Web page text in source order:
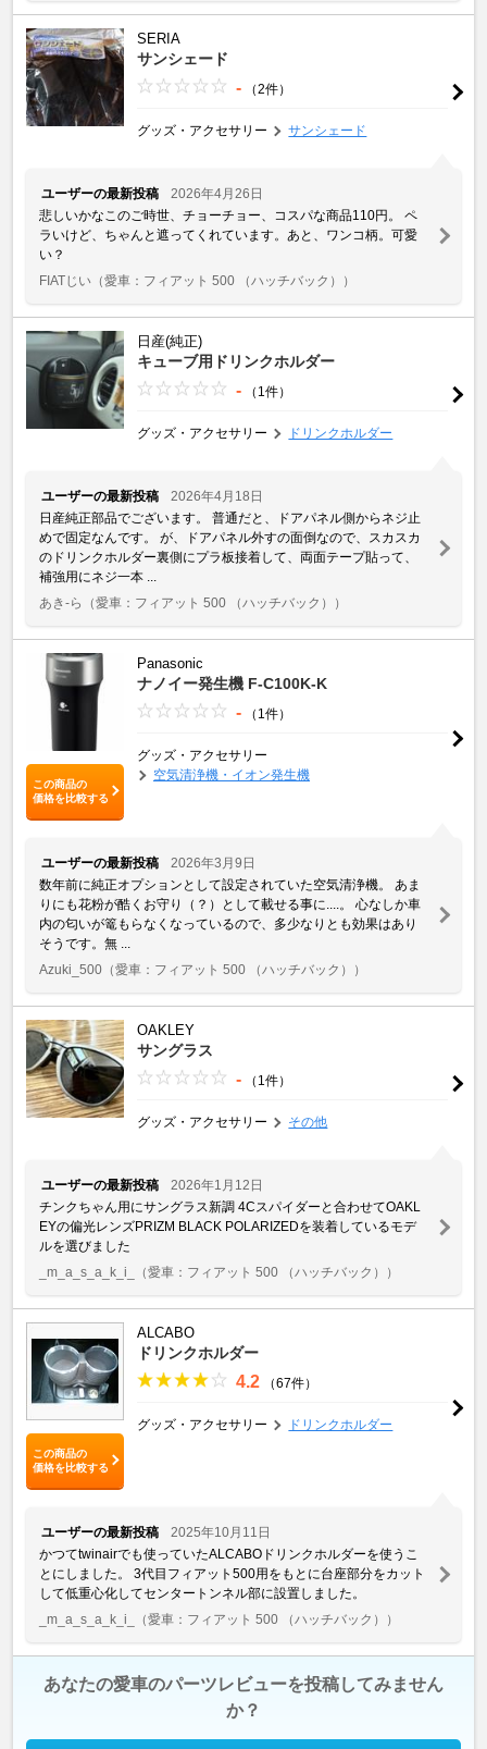
SERIA
サンシェード
- （2件）
グッズ・アクセサリー サンシェード
ユーザーの最新投稿
2026年4月26日
悲しいかなこのご時世、チョーチョー、コスパな商品110円。 ペ
ラいけど、ちゃんと遮ってくれています。あと、ワンコ柄。可愛
い？
FIATじい （愛車：フィアット 500 （ハッチバック））
日産(純正)
キューブ用ドリンクホルダー
- （1件）
グッズ・アクセサリー ドリンクホルダー
ユーザーの最新投稿
2026年4月18日
日産純正部品でございます。 普通だと、ドアパネル側からネジ止
めで固定なんです。 が、ドアパネル外すの面倒なので、スカスカ
のドリンクホルダー裏側にプラ板接着して、両面テープ貼って、
補強用にネジ一本 ...
あき-ら
（愛車：フィアット 500 （ハッチバック））
この商品の
価格を比較する
Panasonic
ナノイー発生機 F-C100K-K
- （1件）
グッズ・アクセサリー
空気清浄機・イオン発生機
ユーザーの最新投稿
2026年3月9日
数年前に純正オプションとして設定されていた空気清浄機。 あま
りにも花粉が酷くお守り（？）として載せる事に....。 心なしか車
内の匂いが篭もらなくなっているので、多少なりとも効果はあり
そうです。無 ...
Azuki_500 （愛車：フィアット 500 （ハッチバック））
OAKLEY
サングラス
- （1件）
グッズ・アクセサリー その他
ユーザーの最新投稿
2026年1月12日
チンクちゃん用にサングラス新調 4Cスパイダーと合わせてOAKL
EYの偏光レンズPRIZM BLACK POLARIZEDを装着しているモデ
ルを選びました
_m_a_s_a_k_i_
（愛車：フィアット 500 （ハッチバック））
この商品の
価格を比較する
ALCABO
ドリンクホルダー
4.2 （67件）
グッズ・アクセサリー ドリンクホルダー
ユーザーの最新投稿
2025年10月11日
かつてtwinairでも使っていたALCABOドリンクホルダーを使うこ
とにしました。 3代目フィアット500用をもとに台座部分をカット
して低重心化してセンタートンネル部に設置しました。
_m_a_s_a_k_i_
（愛車：フィアット 500 （ハッチバック））
あなたの愛車のパーツレビューを投稿してみません
か？